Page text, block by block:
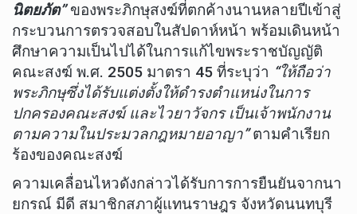
นิตยภัต”ของพระภิกษุสงฆ์ที่ตกค้างนานหลายปีเข้าสู่
กระบวนการตรวจสอบในสัปดาห์หน้า พร้อมเดินหน้า
ศึกษาความเป็นไปได้ในการแก้ไขพระราชบัญญัติ
คณะสงฆ์ พ.ศ. 2505 มาตรา 45 ที่ระบุว่า “ให้ถือว่า
พระภิกษุซึ่งได้รับแต่งตั้งให้ดำรงตำแหน่งในการ
ปกครองคณะสงฆ์ และไวยาวัจกร เป็นเจ้าพนักงาน
ตามความในประมวลกฎหมายอาญา”ตามคำเรียก
ร้องของคณะสงฆ์
ความเคลื่อนไหวดังกล่าวได้รับการการยืนยันจากนา
ยกรณ์ มีดี สมาชิกสภาผู้แทนราษฎร จังหวัดนนทบุรี